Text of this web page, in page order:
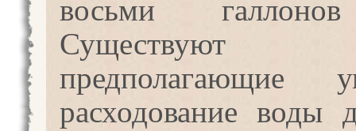
восьми
Существуют
предполагающие
расходование воды